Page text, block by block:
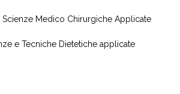
Medico Chirurgiche Applicate
e Tecniche Dietetiche applicate